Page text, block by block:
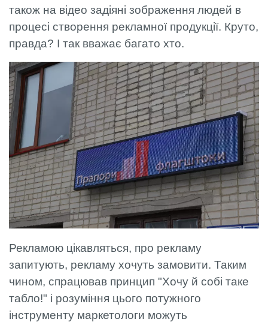
також на відео задіяні зображення людей в
процесі створення рекламної продукції. Круто,
правда? І так вважає багато хто.
Рекламою цікавляться, про рекламу
запитують, рекламу хочуть замовити. Таким
чином, спрацював принцип "Хочу й собі таке
табло!" і розуміння цього потужного
інструменту маркетологи можуть